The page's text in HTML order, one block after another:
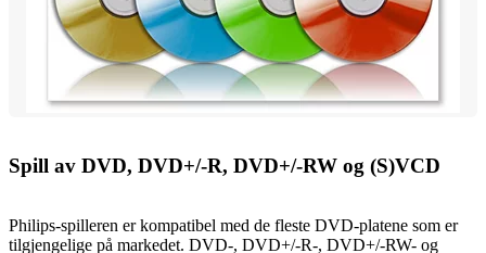
Spill av DVD, DVD+/-R, DVD+/-RW og (S)VCD
Philips-spilleren er kompatibel med de fleste DVD-platene som er
tilgjengelige på markedet. DVD-, DVD+/-R-, DVD+/-RW- og